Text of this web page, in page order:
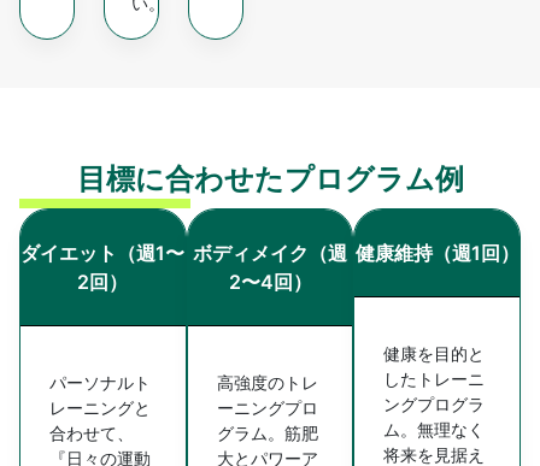
目標に合わせたプログラム例
ダイエット（週1〜
2回）
パーソナルト
レーニングと
合わせて、
『日々の運動
ボディメイク（週
2〜4回）
高強度のトレ
ーニングプロ
グラム。筋肥
大とパワーア
健康維持（週1回）
健康を目的と
したトレーニ
ングプログラ
ム。無理なく
将来を見据え